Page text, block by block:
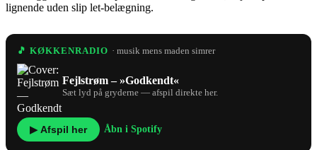
lignende uden slip let-belægning.
🎵 KØKKENRADIO · musik mens maden simrer
Fejlstrøm – »Godkendt«
Sæt lyd på gryderne — afspil direkte her.
▶ Afspil her Åbn i Spotify